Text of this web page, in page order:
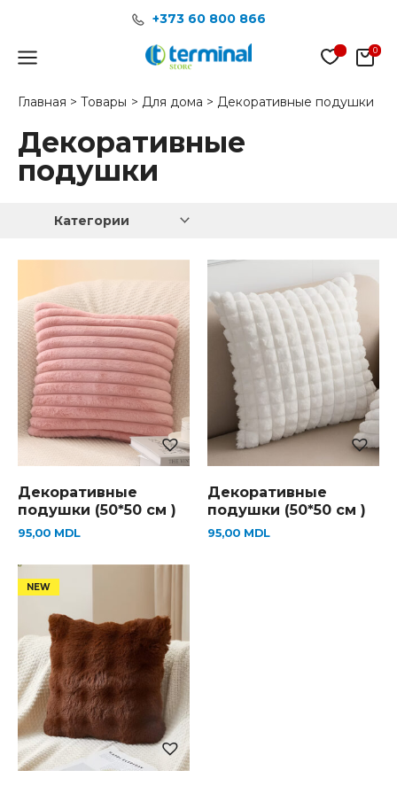
содержимому
+373 60 800 866
Main
Главная Товары Для дома Декоративные подушки
Декоративные
подушки
Категории
Декоративные
подушки (50*50 см )
95,00 MDL
Декоративные
подушки (50*50 см )
95,00 MDL